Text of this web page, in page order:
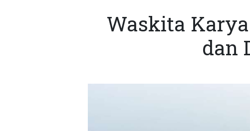
Waskita
dan